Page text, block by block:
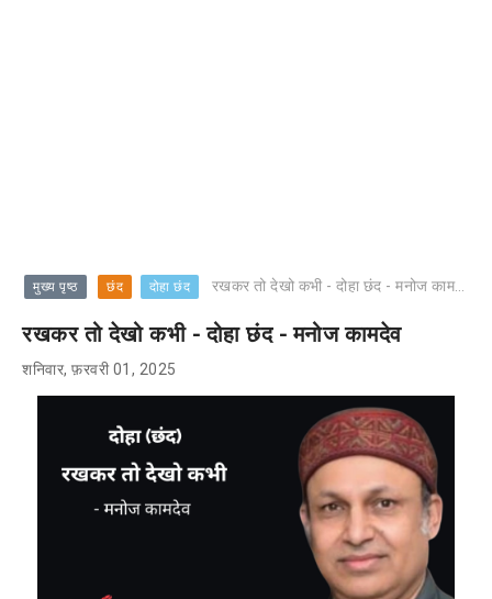
मुख्य पृष्ठ छंद दोहा छंद रखकर तो देखो कभी - दोहा छंद - मनोज कामदेव
रखकर तो देखो कभी - दोहा छंद - मनोज कामदेव
शनिवार, फ़रवरी 01, 2025